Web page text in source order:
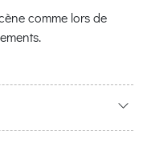
comme lors de